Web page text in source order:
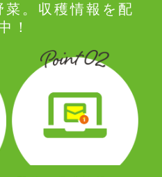
菜。収穫情報を配
！